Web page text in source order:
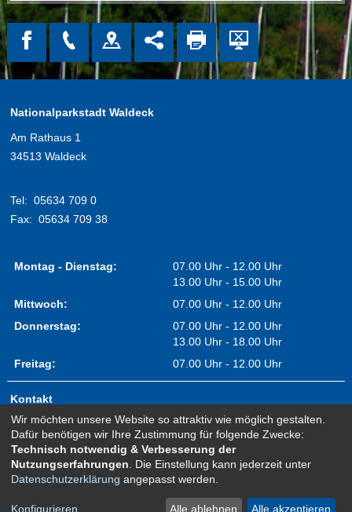
Nationalparkstadt Waldeck
Am Rathaus 1
34513 Waldeck
Tel: 05634 709 0
Fax: 05634 709 38
Montag - Dienstag:
07.00 Uhr - 12.00 Uhr
13.00 Uhr - 15.00 Uhr
Mittwoch:
07.00 Uhr - 12.00 Uhr
Donnerstag:
07.00 Uhr - 12.00 Uhr
13.00 Uhr - 18.00 Uhr
Freitag:
07.00 Uhr - 12.00 Uhr
Kontakt
Impressum
Erklärung zur Barrierefreiheit
Sitemap
Newsletter Anmeldung
Datenschutz
Wir möchten unsere Website so attraktiv wie möglich gestalten.
Dafür benötigen wir Ihre Zustimmung für folgende Zwecke:
Technisch notwendig & Verbesserung der
Nutzungserfahrungen . Die Einstellung kann jederzeit unter
Datenschutzerklärung angepasst werden.
Konfigurieren Alle ablehnen Alle akzeptieren